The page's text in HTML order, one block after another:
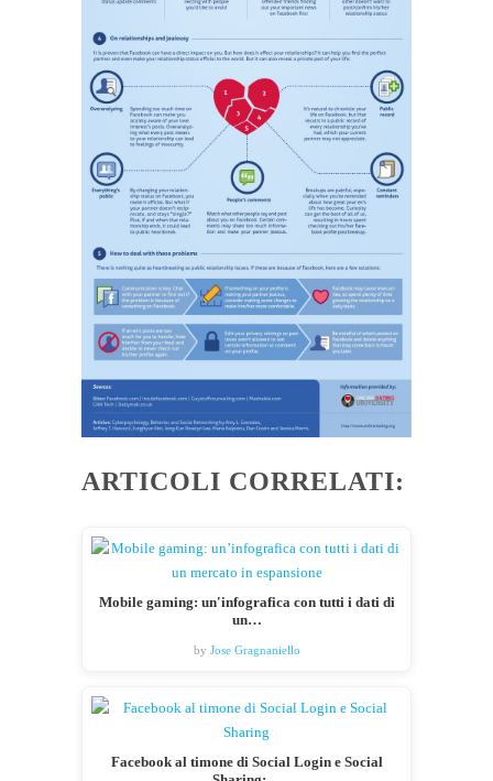
ARTICOLI CORRELATI:
Mobile gaming: un'infografica con tutti i dati di
un…
by Jose Gragnaniello
Facebook al timone di Social Login e Social